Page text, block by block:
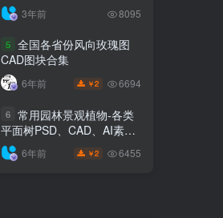
6.7.4）
3年前 8095
5 全国各省份风向玫瑰图
CAD图块合集
6年前 ￥2 6694
6 常用园林景观植物-各类
平面树PSD、CAD、AI素材
线稿
6年前 ￥2 6455